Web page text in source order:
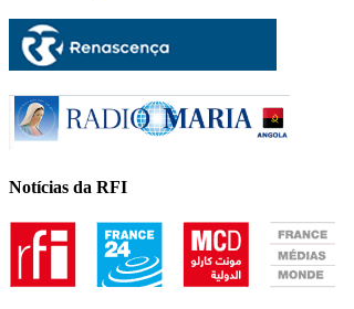
Notícias da RFI